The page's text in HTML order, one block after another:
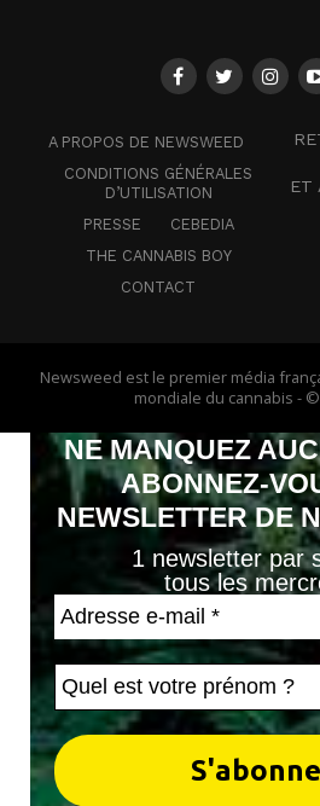
A PROPOS DE NEWSWEED
CONDITIONS GÉNÉRALES
D’UTILISATION
PRESSE
CEBEDIA
THE CANNABIS BOY
CONTACT
ET
Newsweed est le premier média
mondiale du cannabis -
NE MANQUEZ
ABONNEZ-
NEWSLETTER DE
1 newsletter par
tous les